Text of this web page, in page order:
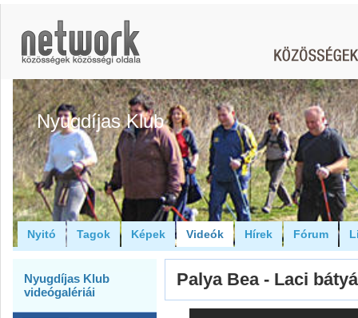
Nyugdíjas Klub
Nyitó Tagok Képek Videók Hírek Fórum
Nyugdíjas Klub
videógalériái
Palya Bea - Laci